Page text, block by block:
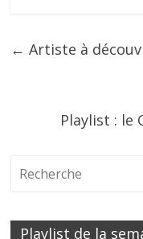
← Artiste à
Playlist : le
Playlist de la